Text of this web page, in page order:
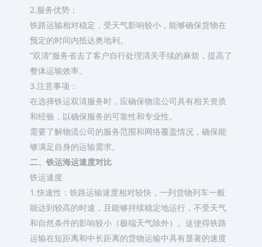
2.服务优势：
铁路运输相对稳定，受天气影响较小，能够确保货物在
预定的时间内抵达奥地利。
“双清”服务省去了客户自行处理清关手续的麻烦，提高了
整体运输效率。
3.注意事项：
在选择铁运双清服务时，应确保物流公司具有相关资质
和经验，以确保服务的可靠性和专业性。
需要了解物流公司的服务范围和网络覆盖情况，确保能
够满足自身的运输需求。
二、铁运海运速度对比
铁运速度
1.快速性：铁路运输速度相对较快，一列货物列车一般
能达到较高的时速，且能够持续稳定地运行，不受天气
和自然条件的影响较小（极端天气除外）。这使得铁路
运输在短距离和中长距离的货物运输中具有显著的速度